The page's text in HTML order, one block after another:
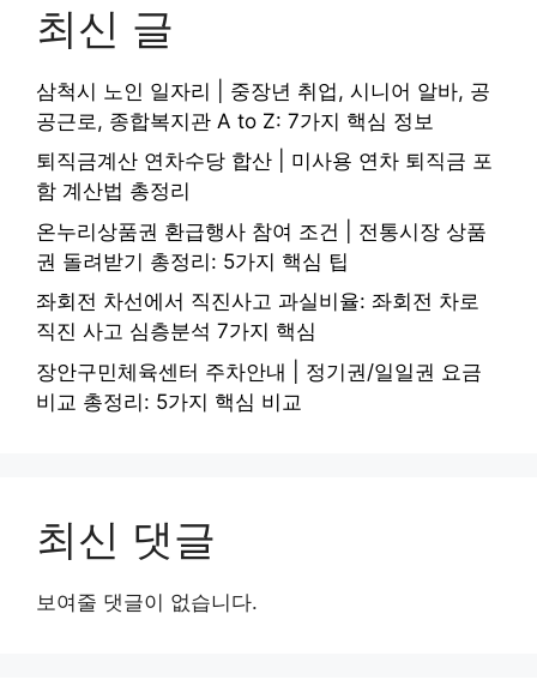
최신 글
삼척시 노인 일자리 | 중장년 취업, 시니어 알바, 공
공근로, 종합복지관 A to Z: 7가지 핵심 정보
퇴직금계산 연차수당 합산 | 미사용 연차 퇴직금 포
함 계산법 총정리
온누리상품권 환급행사 참여 조건 | 전통시장 상품
권 돌려받기 총정리: 5가지 핵심 팁
좌회전 차선에서 직진사고 과실비율: 좌회전 차로
직진 사고 심층분석 7가지 핵심
장안구민체육센터 주차안내 | 정기권/일일권 요금
비교 총정리: 5가지 핵심 비교
최신 댓글
보여줄 댓글이 없습니다.